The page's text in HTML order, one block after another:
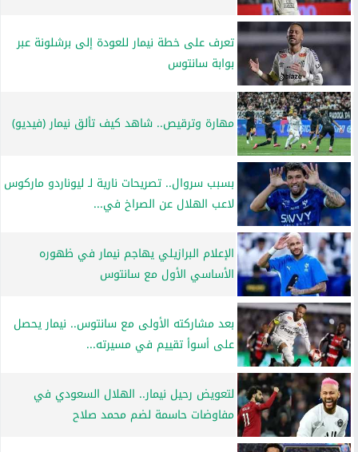
تعرف على خطة نيمار للعودة إلى برشلونة عبر
بوابة سانتوس
مهارة وترقيص.. شاهد كيف تألق نيمار (فيديو)
بسبب سروال.. تصريحات نارية لـ ليوناردو ماركوس
لاعب الهلال عن الصراخ في...
الإعلام البرازيلي يهاجم نيمار في ظهوره
الأساسي الأول مع سانتوس
بعد مشاركته الأولى مع سانتوس.. نيمار يحصل
على أسوأ تقييم في مسيرته...
لتعويض رحيل نيمار.. الهلال السعودي في
مفاوضات حاسمة لضم محمد صلاح